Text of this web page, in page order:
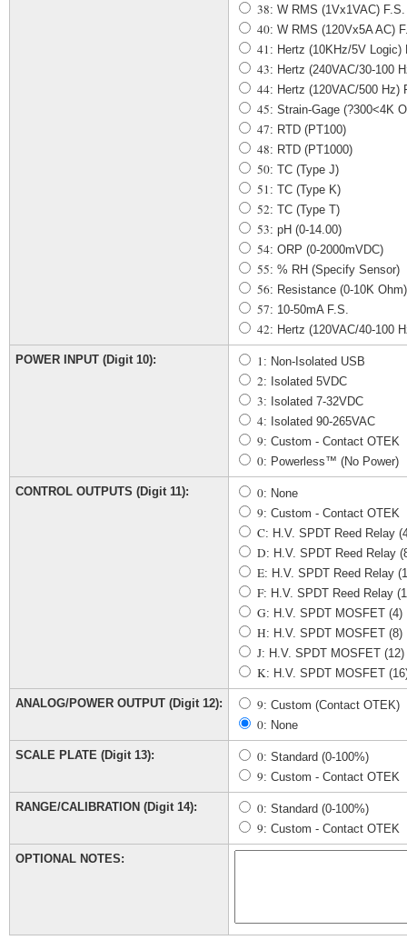
38: W RMS (1Vx1VAC) F.S.
40: W RMS (120Vx5A AC)
41 : Hertz (10KHz/5V Logic)
43: Hertz (240VAC/30-100
44: Hertz (120VAC/500 Hz)
45: Strain-Gage (?300<4K
47: RTD (PT100)
48: RTD (PT1000)
50: TC (Type J)
51 : TC (Type K)
52: TC (Type T)
53: pH (0-14.00)
54: ORP (0-2000mVDC)
55: % RH (Specify Sensor)
56: Resistance (0-10K Ohm)
57: 10-50mA F.S.
42: Hertz (120VAC/40-100
POWER INPUT (Digit 10): 1 : Non-Isolated USB
2: Isolated 5VDC
3: Isolated 7-32VDC
4: Isolated 90-265VAC
9: Custom - Contact OTEK
0: Powerless™ (No Power)
CONTROL OUTPUTS (Digit 11): 0: None
9: Custom - Contact OTEK
C: H.V. SPDT Reed Relay
D: H.V. SPDT Reed Relay
E: H.V. SPDT Reed Relay
F: H.V. SPDT Reed Relay
G: H.V. SPDT MOSFET (4)
H: H.V. SPDT MOSFET (8)
J: H.V. SPDT MOSFET (12)
K: H.V. SPDT MOSFET
ANALOG/POWER OUTPUT (Digit 12): 9: Custom (Contact OTEK)
0: None
SCALE PLATE (Digit 13): 0: Standard (0-100%)
9: Custom - Contact OTEK
RANGE/CALIBRATION (Digit 14): 0: Standard (0-100%)
9: Custom - Contact OTEK
OPTIONAL NOTES: